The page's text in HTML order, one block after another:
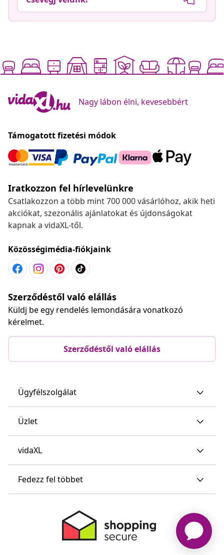
Nagy lábon élni, kevesebbért
Támogatott fizetési módok
Iratkozzon fel hírlevelünkre
Csatlakozzon a több mint 700 000 vásárlóhoz, akik heti
akciókat, szezonális ajánlatokat és újdonságokat
kapnak a vidaXL-től.
Közösségimédia-fiókjaink
Szerződéstől való elállás
Küldj be egy rendelés lemondására vonatkozó
kérelmet.
Szerződéstől való elállás
Ügyfélszolgálat
Üzlet
vidaXL
Fedezz fel többet